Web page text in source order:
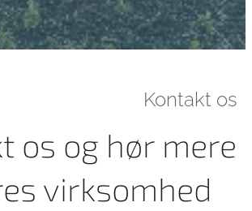
Kontakt os
os og hør mere
virksomhed